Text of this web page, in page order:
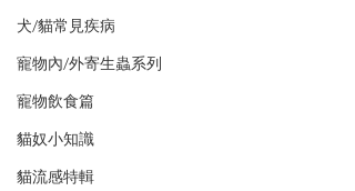
犬/貓常見疾病
寵物內/外寄生蟲系列
寵物飲食篇
貓奴小知識
貓流感特輯